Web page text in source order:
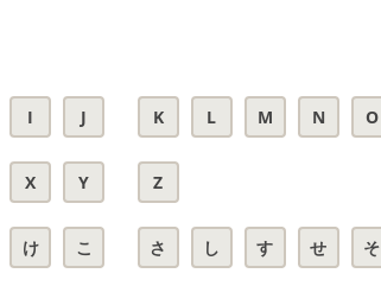
I J K L M N O
X Y Z
け こ さ し す せ そ